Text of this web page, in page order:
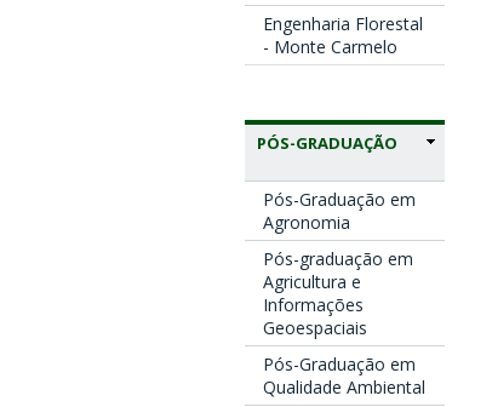
Engenharia Florestal
- Monte Carmelo
PÓS-GRADUAÇÃO
Pós-Graduação em
Agronomia
Pós-graduação em
Agricultura e
Informações
Geoespaciais
Pós-Graduação em
Qualidade Ambiental